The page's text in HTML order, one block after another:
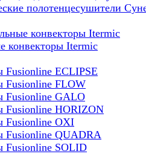
полотенцесушители
конвекторы Itermic
конвекторы Itermic
Fusionline ECLIPSE
Fusionline FLOW
Fusionline GALO
Fusionline HORIZON
Fusionline OXI
Fusionline QUADRA
Fusionline SOLID